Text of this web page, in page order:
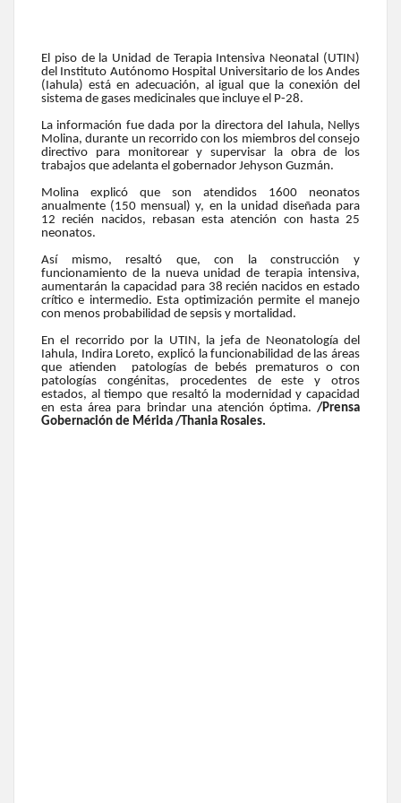
El piso de la Unidad de Terapia Intensiva Neonatal (UTIN)
del Instituto Autónomo Hospital Universitario de los Andes
(Iahula) está en adecuación, al igual que la conexión del
sistema de gases medicinales que incluye el P-28.
La información fue dada por la directora del Iahula, Nellys
Molina, durante un recorrido con los miembros del consejo
directivo para monitorear y supervisar la obra de los
trabajos que adelanta el gobernador Jehyson Guzmán.
Molina explicó que son atendidos 1600 neonatos
anualmente (150 mensual) y, en la unidad diseñada para
12 recién nacidos, rebasan esta atención con hasta 25
neonatos.
Así mismo, resaltó que, con la construcción y
funcionamiento de la nueva unidad de terapia intensiva,
aumentarán la capacidad para 38 recién nacidos en estado
crítico e intermedio. Esta optimización permite el manejo
con menos probabilidad de sepsis y mortalidad.
En el recorrido por la UTIN, la jefa de Neonatología del
Iahula, Indira Loreto, explicó la funcionabilidad de las áreas
que atienden patologías de bebés prematuros o con
patologías congénitas, procedentes de este y otros
estados, al tiempo que resaltó la modernidad y capacidad
en esta área para brindar una atención óptima. /Prensa
Gobernación de Mérida /Thania Rosales.